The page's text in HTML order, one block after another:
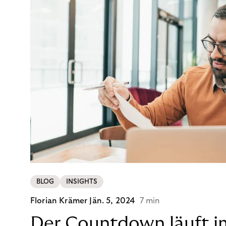
BLOG INSIGHTS
Florian Krämer Jän. 5, 2024 7 min